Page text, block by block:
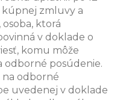
kúpnej zmluvy a
ktorá
v doklade o
komu môže
odborné posúdenie.
odborné
uvedenej v doklade